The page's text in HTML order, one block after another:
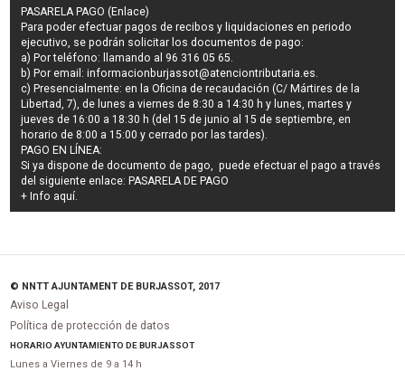
PASARELA PAGO (Enlace)
Para poder efectuar pagos derecibos y liquidaciones en periodo
ejecutivo, se podrán solicitar los documentos de pago:
a) Por teléfono: llamando al 96 316 05 65.
b) Por email:informacionburjassot@atenciontributaria.es.
c) Presencialmente: en la Oficina de recaudación (C/ Mártires de la
Libertad, 7), de lunes a viernes de 8:30 a 14:30 h y lunes, martes y
jueves de 16:00 a 18:30 h (del 15 de junio al 15 de septiembre, en
horario de 8:00 a 15:00 y cerrado por las tardes).
PAGO EN LÍNEA:
Si ya dispone de documento de pago, puede efectuar el pago a través
del siguiente enlace: PASARELA DE PAGO
+ Info aquí.
© NNTT AJUNTAMENT DE BURJASSOT, 2017
Aviso Legal
Política de protección de datos
HORARIO AYUNTAMIENTO DE BURJASSOT
Lunes a Viernes de 9 a 14 h